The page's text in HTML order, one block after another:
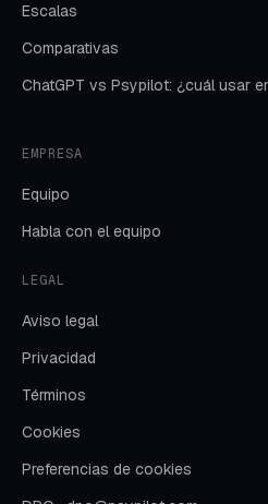
Escalas
Comparativas
ChatGPT vs Psypilot: ¿cuál usar
EMPRESA
Equipo
Habla con el equipo
LEGAL
Aviso legal
Privacidad
Términos
Cookies
Preferencias de cookies